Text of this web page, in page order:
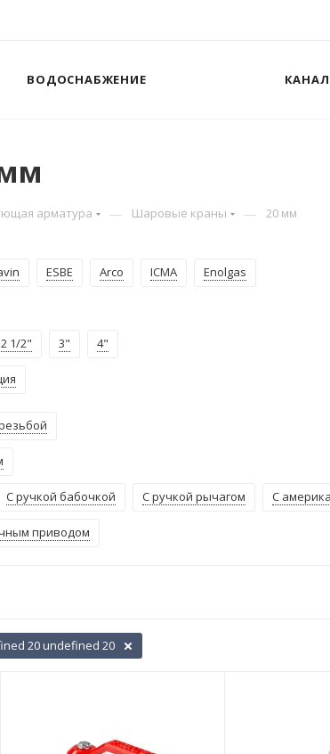
ВОДОСНАБЖЕНИЕ
арматура — Шаровые краны — 20 мм
ESBE Arco ICMA Enolgas
2 1/2" 3" 4"
С ручкой бабочкой С ручкой рычагом С
приводом
20 undefined 20